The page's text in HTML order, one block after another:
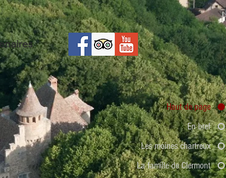
Haut de page
En bref
Les moines chartreux
La famille de Clermont